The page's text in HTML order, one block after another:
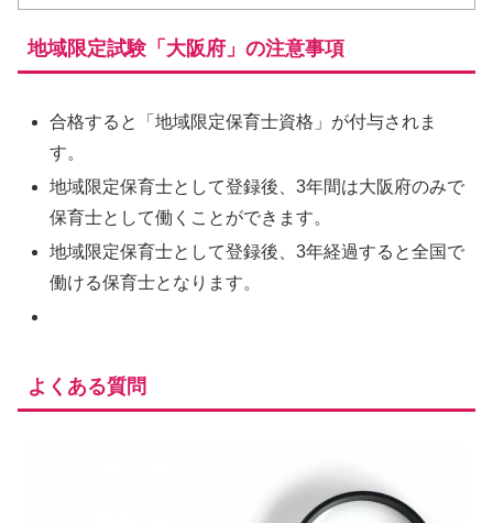
地域限定試験「大阪府」の注意事項
合格すると 「地域限定保育士資格」 が付与されま
す。
地域限定保育士として登録後、3年間は大阪府のみで
保育士として働くことができます。
地域限定保育士として登録後、3年経過すると全国で
働ける保育士となります。
よくある質問